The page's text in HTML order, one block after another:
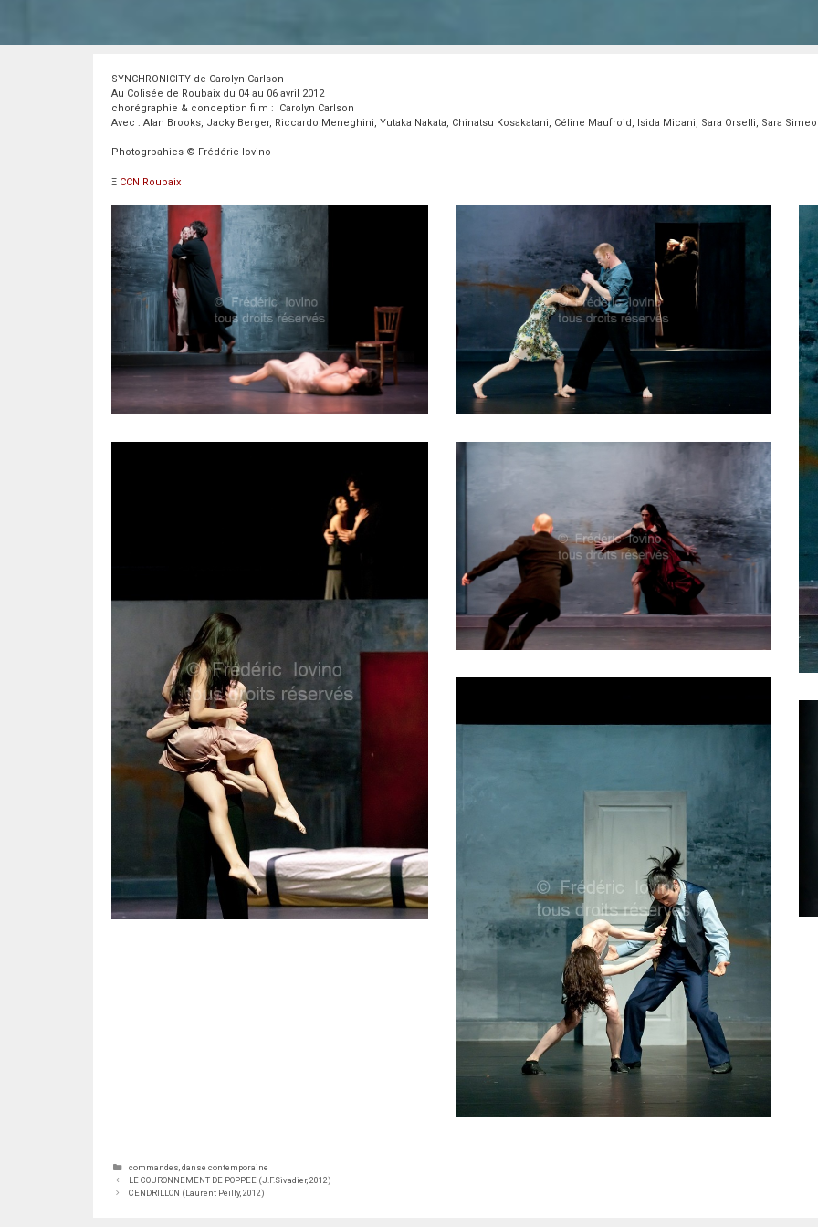
SYNCHRONICITY de Carolyn Carlson
Au Colisée de Roubaix du 04 au 06 avril 2012
chorégraphie & conception film : Carolyn Carlson
Avec : Alan Brooks, Jacky Berger, Riccardo Meneghini, Yutaka Nakata, Chinatsu Kosakatani, Céline Maufroid, Isida Micani, Sara Orselli, Sara
Photogrpahies © Frédéric Iovino
Ξ CCN Roubaix
Catégories
commandes,danse contemporaine
LE COURONNEMENT DE POPPEE (J.F.Sivadier, 2012)
CENDRILLON (Laurent Peilly, 2012)